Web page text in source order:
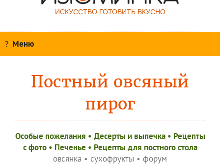
ИСКУССТВО ГОТОВИТЬ ВКУСНО
Меню
Постный овсяный
пирог
Особые пожелания • Десерты и выпечка• Рецепты
c фото• Печенье • Рецепты для постного стола
овсянка • сухофрукты • форум